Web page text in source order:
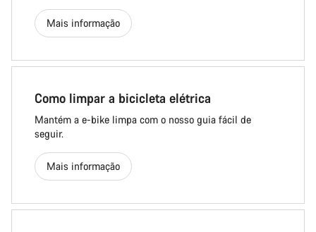
Mais informação
Como limpar a bicicleta elétrica
Mantém a e-bike limpa com o nosso guia fácil de
seguir.
Mais informação